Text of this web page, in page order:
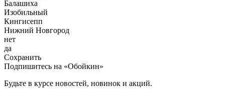
Балашиха
Изобильный
Кингисепп
Нижний Новгород
нет
да
Сохранить
Подпишитесь на «Обойкин»
Будьте в курсе новостей, новинок и акций.